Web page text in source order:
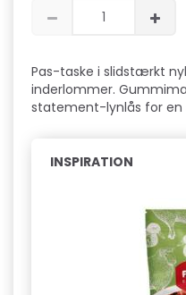
Pas-taske i slidstærkt
inderlommer.
statement-lynlås for en
INSPIRATION